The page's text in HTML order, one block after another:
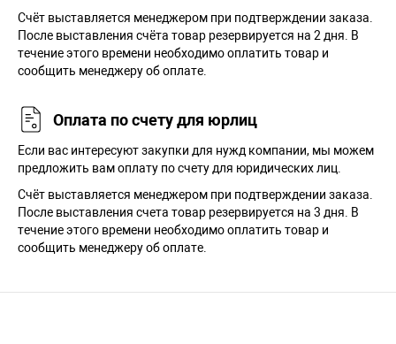
Cчёт выставляется менеджером при подтверждении заказа.
После выставления счёта товар резервируется на 2 дня. В
течение этого времени необходимо оплатить товар и
сообщить менеджеру об оплате.
Оплата по счету для юрлиц
Если вас интересуют закупки для нужд компании, мы можем
предложить вам оплату по счету для юридических лиц.
Счёт выставляется менеджером при подтверждении заказа.
После выставления счета товар резервируется на 3 дня. В
течение этого времени необходимо оплатить товар и
сообщить менеджеру об оплате.